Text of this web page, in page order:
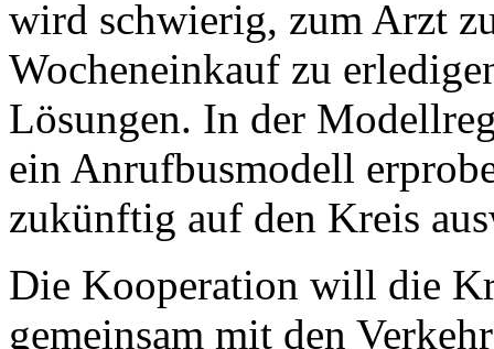
wird schwierig, zum Arzt
Wocheneinkauf zu
Lösungen. In der
ein Anrufbusmodell
zukünftig auf den Kreis
Die Kooperation will die
gemeinsam mit den